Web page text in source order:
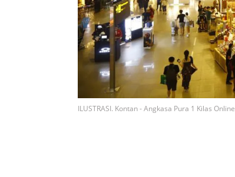
ILUSTRASI. Kontan - Angkasa Pura 1 Kilas Online